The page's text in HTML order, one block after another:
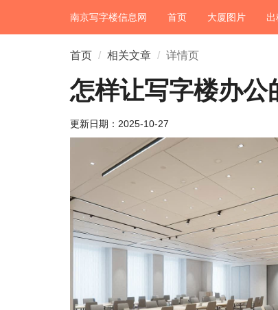
南京写字楼信息网 首页 大厦图片
首页 相关文章 详情页
怎样让写字楼办公
更新日期： 2025-10-27